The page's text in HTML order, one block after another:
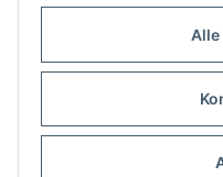
Datenschutz-Einstellungen
Alle